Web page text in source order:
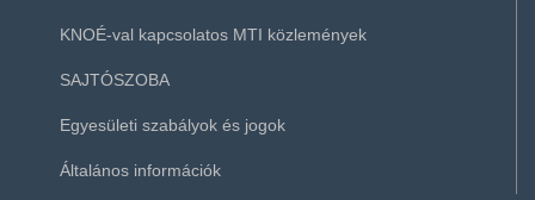
KNOÉ-val kapcsolatos MTI közlemények
SAJTÓSZOBA
Egyesületi szabályok és jogok
Általános információk